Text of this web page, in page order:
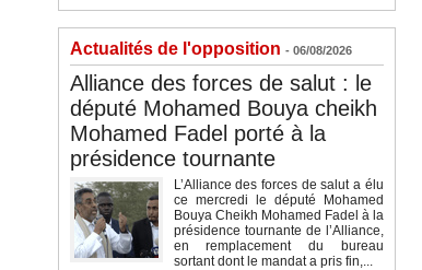
Actualités de l'opposition - 06/08/2026
Alliance des forces de salut : le
député Mohamed Bouya cheikh
Mohamed Fadel porté à la
présidence tournante
L’Alliance des forces de salut a élu
ce mercredi le député Mohamed
Bouya Cheikh Mohamed Fadel à la
présidence tournante de l’Alliance,
en remplacement du bureau
sortant dont le mandat a pris fin,...